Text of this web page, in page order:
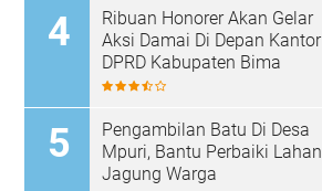
Ribuan Honorer Akan Gelar
Aksi Damai Di Depan Kantor
DPRD Kabupaten Bima
Pengambilan Batu Di Desa
Mpuri, Bantu Perbaiki Lahan
Jagung Warga